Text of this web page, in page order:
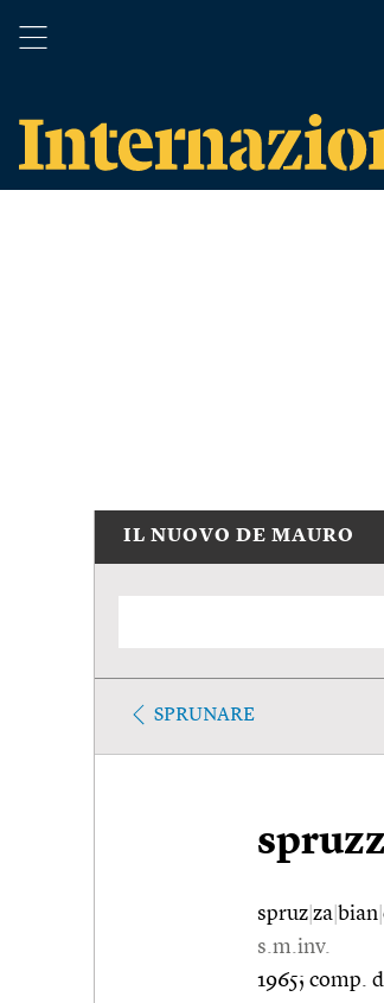
IL NUOVO DE MAURO
SPRUNARE
spruz za bian
s.m.inv.
1965; comp.